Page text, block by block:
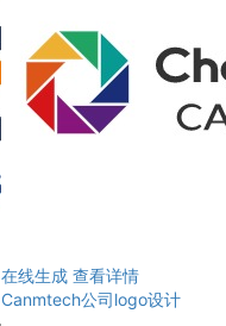
在线生成 查看详情
Canmtech公司logo设计